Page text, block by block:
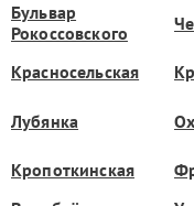
Бульвар
Рокоссовского
Красносельская
Лубянка
Кропоткинская